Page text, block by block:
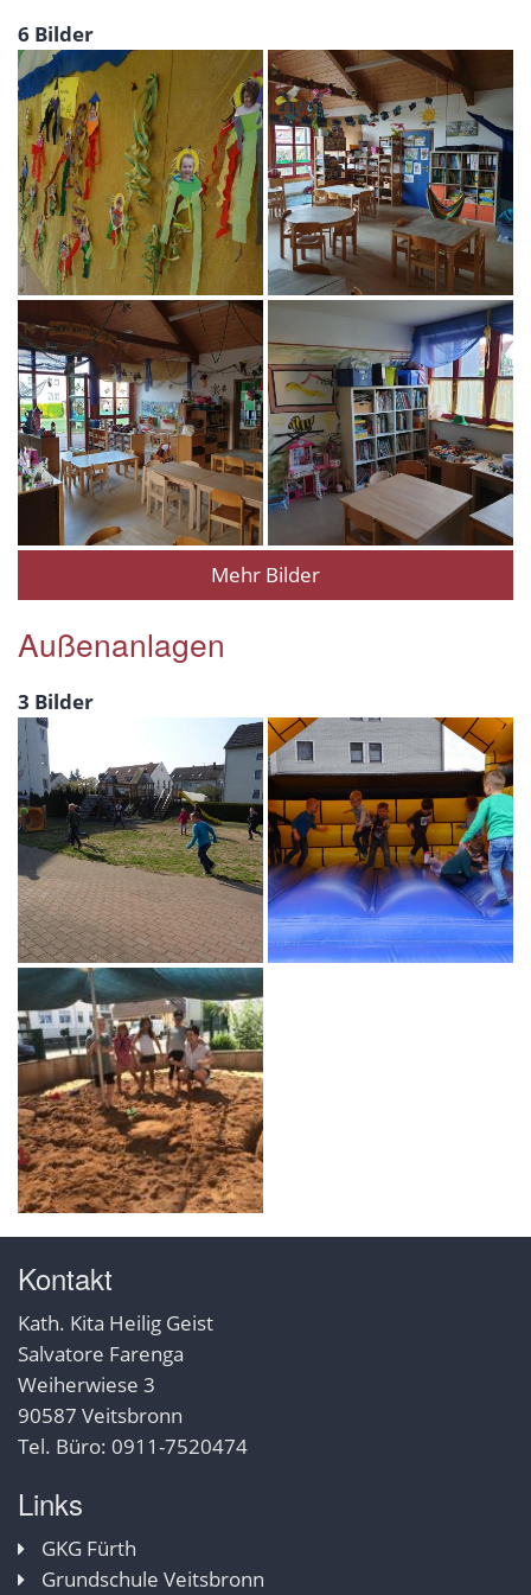
6 Bilder
Mehr Bilder
Außenanlagen
3 Bilder
Kontakt
Kath. Kita Heilig Geist
Salvatore Farenga
Weiherwiese 3
90587 Veitsbronn
Tel. Büro: 0911-7520474
Links
GKG Fürth
Grundschule Veitsbronn